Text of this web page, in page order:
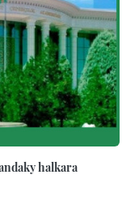
halkara